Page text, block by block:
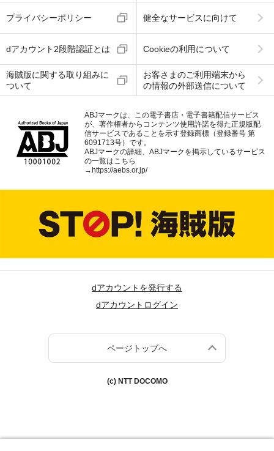
プライバシーポリシー 健全なサービスに向けて
dアカウント2段階認証とは Cookieの利用について
海賊版に関する取り組みに
ついて
お客さまのご利用端末から
の情報の外部送信について
ABJマークは、この電子書店・電子書籍配信サービス
が、著作権者からコンテンツ使用許諾を得た正規版配
信サービスであることを示す登録商標（登録番号 第
6091713号）です。
ABJマークの詳細、ABJマークを掲示しているサービス
の一覧はこちら
→ https://aebs.or.jp/
dアカウントを発行する
dアカウントログイン
ページトップへ
(c) NTT DOCOMO